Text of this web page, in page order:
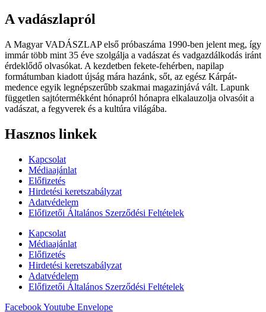
A vadászlapról
A Magyar VADÁSZLAP első próbaszáma 1990-ben jelent meg, így
immár több mint 35 éve szolgálja a vadászat és vadgazdálkodás iránt
érdeklődő olvasókat. A kezdetben fekete-fehérben, napilap
formátumban kiadott újság mára hazánk, sőt, az egész Kárpát-
medence egyik legnépszerűbb szakmai magazinjává vált. Lapunk
független sajtótermékként hónapról hónapra elkalauzolja olvasóit a
vadászat, a fegyverek és a kultúra világába.
Hasznos linkek
Kapcsolat
Médiaajánlat
Előfizetés
Hirdetési keretszabályzat
Adatvédelem
Előfizetői Általános Szerződési Feltételek
Kapcsolat
Médiaajánlat
Előfizetés
Hirdetési keretszabályzat
Adatvédelem
Előfizetői Általános Szerződési Feltételek
FacebookYoutube Envelope